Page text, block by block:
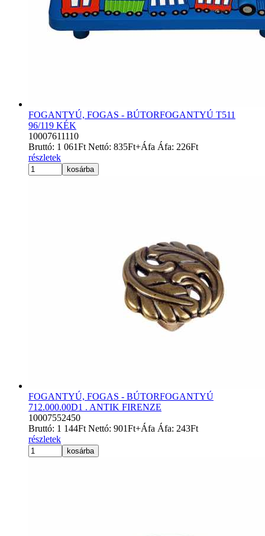
FOGANTYÚ, FOGAS - BÚTORFOGANTYÚ T511
96/119 KÉK
10007611110
Bruttó: 1 061Ft Nettó: 835Ft+Áfa Áfa: 226Ft
részletek
kosárba
FOGANTYÚ, FOGAS - BÚTORFOGANTYÚ
712.000.00D1 . ANTIK FIRENZE
10007552450
Bruttó: 1 144Ft Nettó: 901Ft+Áfa Áfa: 243Ft
részletek
kosárba